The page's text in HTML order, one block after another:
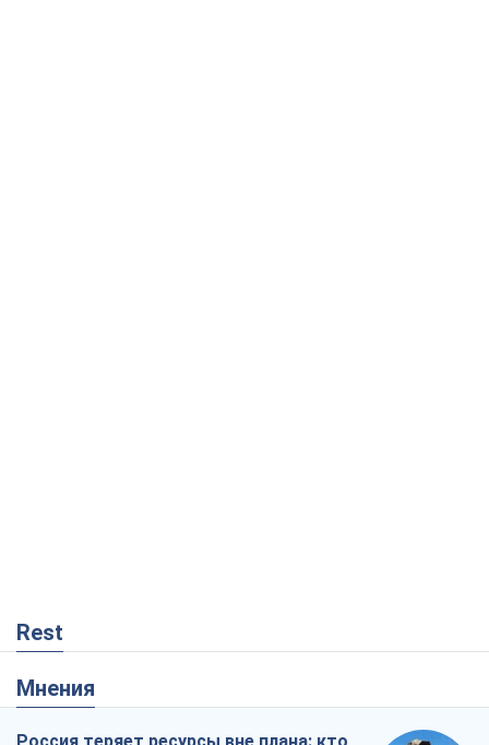
Rest
Мнения
Россия теряет ресурсы вне плана: кто